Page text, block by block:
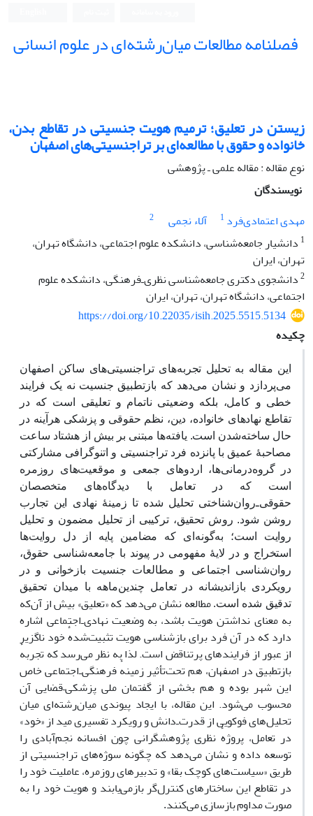
فصلنامه مطالعات میان‌رشته‌ای در علوم انسانی
زیستن در تعلیق؛ ترمیم هویت جنسیتی در تقاطع بدن،
خانواده و حقوق با مطالعه‌ای بر تراجنسیتی‌های اصفهان
نوع مقاله : مقاله علمی ـ پژوهشی
نویسندگان
مهدی اعتمادی‌فرد 1 آلاء نجمی
2
1 دانشیار جامعه‌شناسی، دانشکده علوم اجتماعی، دانشگاه تهران،
تهران، ایران
2دانشجوی دکتری جامعه‌شناسی نظری‌ـ‌فرهنگی، دانشکده علوم
اجتماعی، دانشگاه تهران، تهران، ایران
https://doi.org/10.22035/isih.2025.5515.5134
چکیده
این مقاله به تحلیل تجربه‌های تراجنسیتی‌های ساکن اصفهان
می‌پردازد و نشان می‌دهد که بازتطبیق جنسیت نه یک فرایند
خطی و کامل، بلکه وضعیتی ناتمام و تعلیقی است که در
تقاطع نهادهای خانواده، دین، نظم حقوقی و پزشکی هرآینه در
حال ساخته‌شدن است. یافته‌ها مبتنی بر بیش از هشتاد ساعت
مصاحبهٔ عمیق با پانزده فرد تراجنسیتی و اتنوگرافی مشارکتی
در گروه‌درمانی‌ها، اردوهای جمعی و موقعیت‌های روزمره
است که در تعامل با دیدگاه‌های متخصصان
حقوقی‌ـ‌‌روان‌شناختی تحلیل شده تا زمینهٔ نهادی این تجارب
روشن شود. روش تحقیق، ترکیبی از تحلیل مضمون و تحلیل
روایت است؛ به‌گونه‌ای که مضامین پایه از دل روایت‌ها
استخراج و در لایهٔ مفهومی در پیوند با جامعه‌شناسی حقوق،
روان‌شناسی اجتماعی و مطالعات جنسیت بازخوانی و در
رویکردی بازاندیشانه در تعامل چندین‌ماهه با میدان تحقیق
تدقیق شده است. مطالعه نشان می‌دهد که «تعلیق» بیش از آن‌که
به معنای نداشتن هویت باشد، به وضعیت نهادی‌ـ‌اجتماعی اشاره
دارد که در آن فرد برای بازشناسی هویت تثبیت‌شدهٔ خود ناگزیر
از عبور از فرایندهای پرتناقض است. لذا به نظر می‌رسد که تجربهٔ
بازتطبیق در اصفهان، هم تحت‌تأثیر زمینهٔ فرهنگی‌ـ‌اجتماعی خاص
این شهر بوده و هم بخشی از گفتمان ملی پزشکی–قضایی آن
محسوب می‌شود. این مقاله، با ایجاد پیوندی میان‌رشته‌ای میان
تحلیل‌های فوکویی از قدرت‌ـ‌دانش و رویکرد تفسیری مید از «خود»
در تعامل، پروژهٔ نظری پژوهشگرانی چون افسانه نجم‌آبادی را
توسعه داده و نشان می‌دهد که چگونه سوژه‌های تراجنسیتی از
طریق «سیاست‌های کوچک بقا» و تدبیرهای روزمره، عاملیت خود را
در تقاطع این ساختارهای کنترل‌گر بازمی‌یابند و هویت خود را به
صورت مداوم بازسازی می‌کنند.